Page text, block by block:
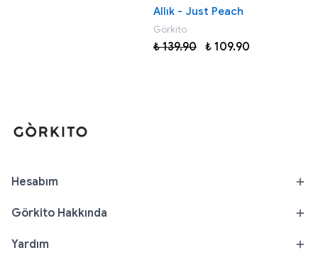
Allık - Just Peach
Görkito
₺ 139.90 ₺ 109.90
Hesabım
Görkito Hakkında
Yardım